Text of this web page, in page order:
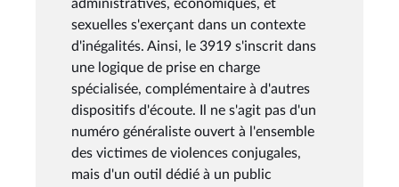
administratives, économiques, et
sexuelles s'exerçant dans un contexte
d'inégalités. Ainsi, le 3919 s'inscrit dans
une logique de prise en charge
spécialisée, complémentaire à d'autres
dispositifs d'écoute. Il ne s'agit pas d'un
numéro généraliste ouvert à l'ensemble
des victimes de violences conjugales,
mais d'un outil dédié à un public